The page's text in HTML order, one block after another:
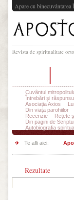
Apare cu
Revista de spiritualitate
Cuvântul
Întrebări și
Asociația Axios
Din viața parohiilor
Recenzie
Rețete
Din pagini de
Autobiografia
Te afli aici:
Rezultate